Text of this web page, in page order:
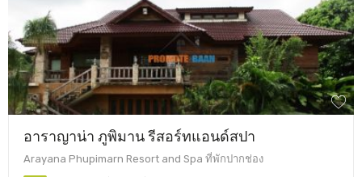
อาราญาน่า ภูพิมาน รีสอร์ทแอนด์สปา
Arayana Phupimarn Resort and Spa ที่พักปากช่อง